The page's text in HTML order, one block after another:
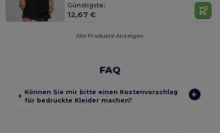
Günstigste:
12,67 €
Alle Produkte Anzeigen.
FAQ
Können Sie mir bitte einen Kostenvorschlag
für bedruckte Kleider machen?